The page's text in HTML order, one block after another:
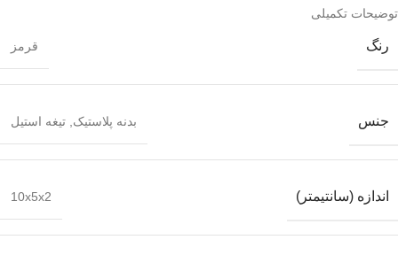
توضیحات تکمیلی
رنگ قرمز
جنس بدنه پلاستیک, تیغه استیل
اندازه (سانتیمتر) 10x5x2